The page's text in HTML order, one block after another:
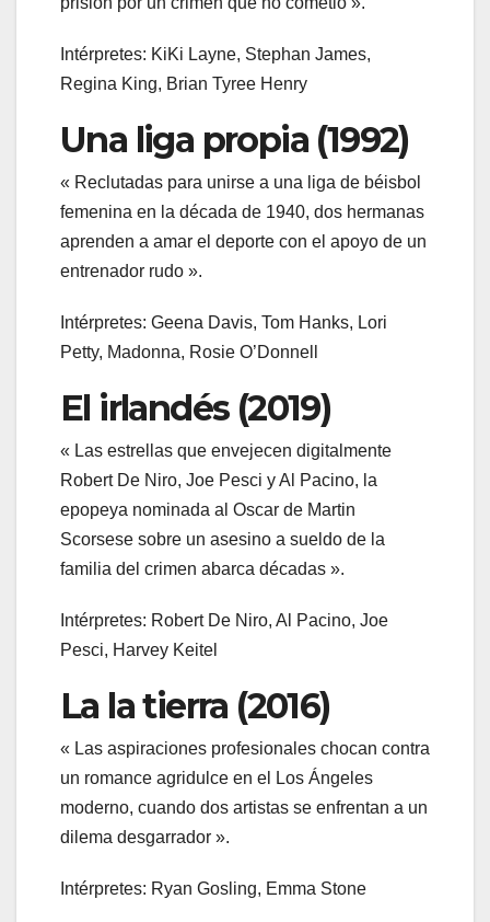
Intérpretes: KiKi Layne, Stephan James,
Regina King, Brian Tyree Henry
Una liga propia (1992)
« Reclutadas para unirse a una liga de béisbol
femenina en la década de 1940, dos hermanas
aprenden a amar el deporte con el apoyo de un
entrenador rudo ».
Intérpretes: Geena Davis, Tom Hanks, Lori
Petty, Madonna, Rosie O’Donnell
El irlandés (2019)
« Las estrellas que envejecen digitalmente
Robert De Niro, Joe Pesci y Al Pacino, la
epopeya nominada al Oscar de Martin
Scorsese sobre un asesino a sueldo de la
familia del crimen abarca décadas ».
Intérpretes: Robert De Niro, Al Pacino, Joe
Pesci, Harvey Keitel
La la tierra (2016)
« Las aspiraciones profesionales chocan contra
un romance agridulce en el Los Ángeles
moderno, cuando dos artistas se enfrentan a un
dilema desgarrador ».
Intérpretes: Ryan Gosling, Emma Stone